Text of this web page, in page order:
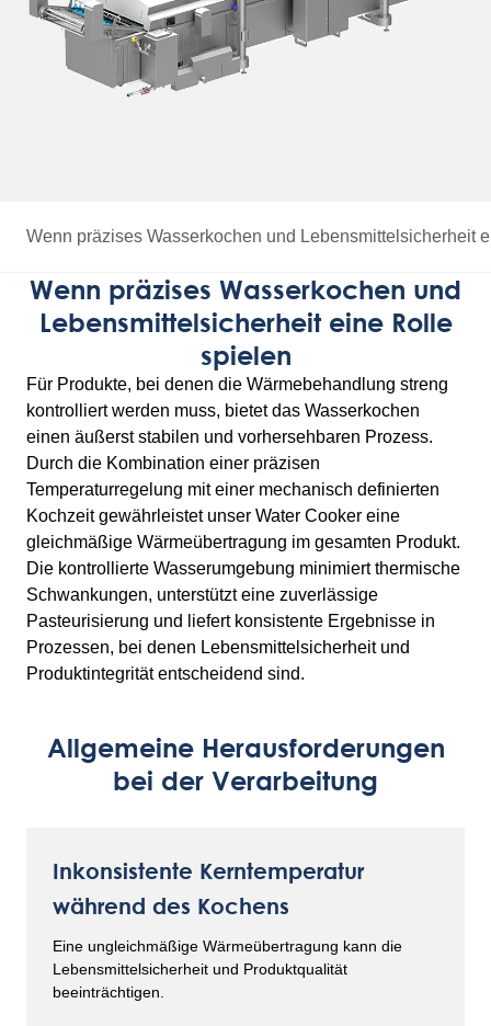
Wenn präzises Wasserkochen und Lebensmittelsicherheit
Wenn präzises Wasserkochen und
Lebensmittelsicherheit eine Rolle
spielen
Für Produkte, bei denen die Wärmebehandlung streng
kontrolliert werden muss, bietet das Wasserkochen
einen äußerst stabilen und vorhersehbaren Prozess.
Durch die Kombination einer präzisen
Temperaturregelung mit einer mechanisch definierten
Kochzeit gewährleistet unser Water Cooker eine
gleichmäßige Wärmeübertragung im gesamten Produkt.
Die kontrollierte Wasserumgebung minimiert thermische
Schwankungen, unterstützt eine zuverlässige
Pasteurisierung und liefert konsistente Ergebnisse in
Prozessen, bei denen Lebensmittelsicherheit und
Produktintegrität entscheidend sind.
Allgemeine Herausforderungen
bei der Verarbeitung
Inkonsistente Kerntemperatur
während des Kochens
Eine ungleichmäßige Wärmeübertragung kann die
Lebensmittelsicherheit und Produktqualität
beeinträchtigen.